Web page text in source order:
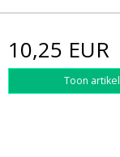
10,25 EUR
Toon artikel